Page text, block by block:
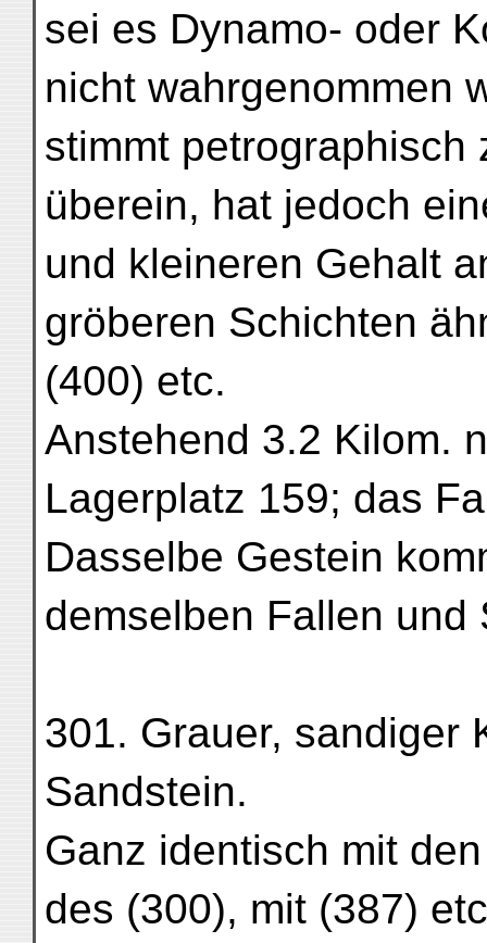
sei es Dynamo- oder
nicht wahrgenommen
stimmt petrographisch
überein, hat jedoch
und kleineren Gehalt
gröberen Schichten
(400) etc.
Anstehend 3.2 Kilom.
Lagerplatz 159; das
Dasselbe Gestein
demselben Fallen und
301. Grauer, sandiger
Sandstein.
Ganz identisch mit
des (300), mit (387)